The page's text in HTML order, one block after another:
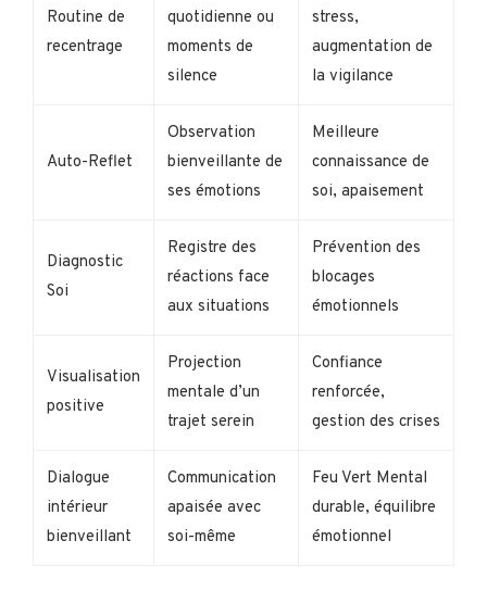
Routine de
recentrage
quotidienne ou
moments de
silence
stress,
augmentation de
la vigilance
Auto-Reflet
Observation
bienveillante de
ses émotions
Meilleure
connaissance de
soi, apaisement
Diagnostic
Soi
Registre des
réactions face
aux situations
Prévention des
blocages
émotionnels
Visualisation
positive
Projection
mentale d’un
trajet serein
Confiance
renforcée,
gestion des crises
Dialogue
intérieur
bienveillant
Communication
apaisée avec
soi-même
Feu Vert Mental
durable, équilibre
émotionnel